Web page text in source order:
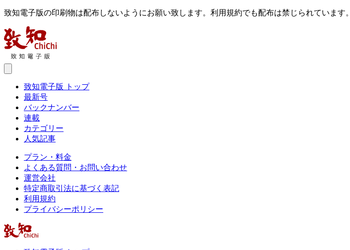
致知電子版の印刷物は配布しないようにお願い致します。利用規約でも配布は禁じられています。
致知電子版 トップ
最新号
バックナンバー
連載
カテゴリー
人気記事
プラン・料金
よくある質問・お問い合わせ
運営会社
特定商取引法に基づく表記
利用規約
プライバシーポリシー